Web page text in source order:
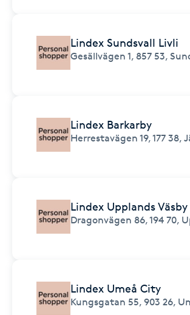
Lindex Sundsvall Livli
Gesällvägen 1, 857 53,
Lindex Barkarby
Herrestavägen 19,177 38,
Lindex Upplands Väsby
Dragonvägen 86,194 70,
Lindex Umeå City
Kungsgatan 55, 903 26,